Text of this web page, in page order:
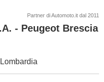
Partner di Automoto.it dal 2011
- Peugeot Brescia